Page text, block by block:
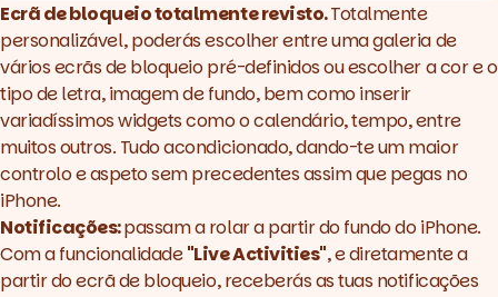
Ecrã de bloqueio totalmente revisto.Totalmente
personalizável, poderás escolher entre uma galeria de
vários ecrãs de bloqueio pré-definidos ou escolher a cor e o
tipo de letra, imagem de fundo, bem como inserir
variadíssimoswidgetscomo o calendário, tempo, entre
muitos outros. Tudo acondicionado, dando-te um maior
controlo e aspeto sem precedentes assim que pegas no
iPhone.
Notificações:passam a rolar a partir do fundo do iPhone.
Com a funcionalidade"Live Activities", e diretamente a
partir do ecrã de bloqueio, receberás as tuas notificações